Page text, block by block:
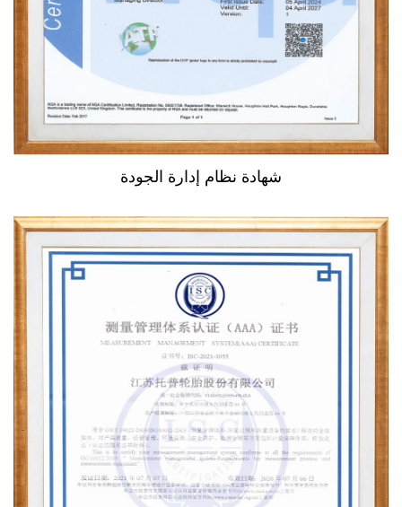
شهادة نظام إدارة الجودة